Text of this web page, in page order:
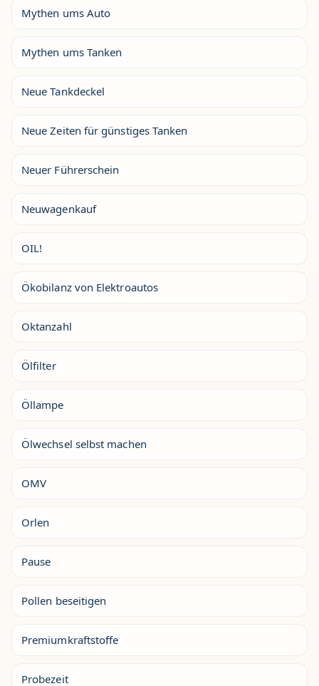
Mythen ums Auto
Mythen ums Tanken
Neue Tankdeckel
Neue Zeiten für günstiges Tanken
Neuer Führerschein
Neuwagenkauf
OIL!
Ökobilanz von Elektroautos
Oktanzahl
Ölfilter
Öllampe
Ölwechsel selbst machen
OMV
Orlen
Pause
Pollen beseitigen
Premiumkraftstoffe
Probezeit